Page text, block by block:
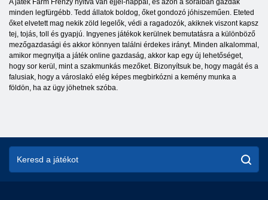
A játék Farm Frenzy nyitva van éjjel-nappal, és azon a soraiban gazdák
minden legfürgébb. Tedd állatok boldog, őket gondozó jóhiszeműen. Eteted
őket elvetett mag nekik zöld legelők, védi a ragadozók, akiknek viszont kapsz
tej, tojás, toll és gyapjú. Ingyenes játékok kerülnek bemutatásra a különböző
mezőgazdasági és akkor könnyen találni érdekes irányt. Minden alkalommal,
amikor megnyitja a játék online gazdaság, akkor kap egy új lehetőséget,
hogy sor kerül, mint a szakmunkás mezőket. Bizonyítsuk be, hogy magát és a
falusiak, hogy a városlakó elég képes megbirkózni a kemény munka a
földön, ha az ügy jöhetnek szóba.